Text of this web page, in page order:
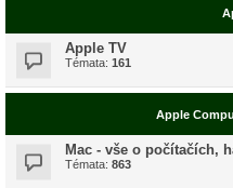
Apple TV
Témata: 161
Apple
Mac - vše o počítačích,
Témata: 863